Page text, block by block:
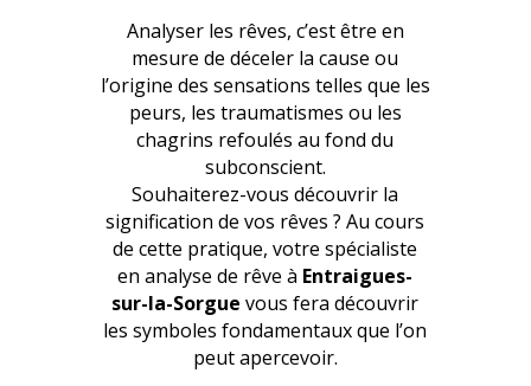
Analyser les rêves, c’est être en
mesure de déceler la cause ou
l’origine des sensations telles que les
peurs, les traumatismes ou les
chagrins refoulés au fond du
subconscient.
Souhaiterez-vous découvrir la
signification de vos rêves ? Au cours
de cette pratique, votre spécialiste
en analyse de rêve à Entraigues-
sur-la-Sorgue vous fera découvrir
les symboles fondamentaux que l’on
peut apercevoir.